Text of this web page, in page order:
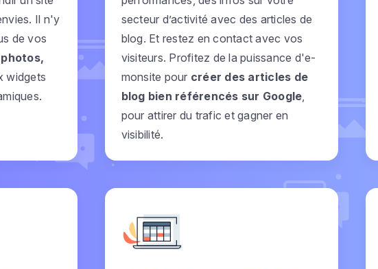
Il n'y
de vos
widgets
secteur d’activité avec des articles de
blog. Et restez en contact avec vos
visiteurs. Profitez de la puissance d'e-
monsite pour créer des articles de
blog bien référencés sur Google
pour attirer du trafic et gagner en
visibilité.